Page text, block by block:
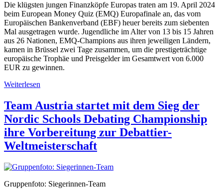
Die klügsten jungen Finanzköpfe Europas traten am 19. April 2024
beim European Money Quiz (EMQ) Europafinale an, das vom
Europäischen Bankenverband (EBF) heuer bereits zum siebenten
Mal ausgetragen wurde. Jugendliche im Alter von 13 bis 15 Jahren
aus 26 Nationen, EMQ-Champions aus ihren jeweiligen Ländern,
kamen in Brüssel zwei Tage zusammen, um die prestigeträchtige
europäische Trophäe und Preisgelder im Gesamtwert von 6.000
EUR zu gewinnen.
Weiterlesen
Team Austria startet mit dem Sieg der
Nordic Schools Debating Championship
ihre Vorbereitung zur Debattier-
Weltmeisterschaft
Gruppenfoto: Siegerinnen-Team